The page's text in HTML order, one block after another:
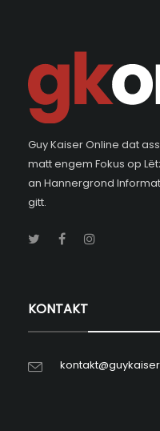
Guy Kaiser Online dat
matt engem Fokus op
an Hannergrond
gitt.
KONTAKT